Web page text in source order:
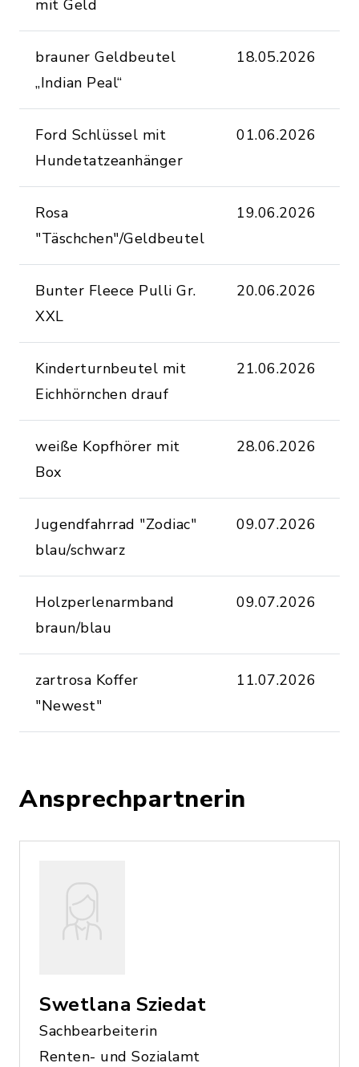
mit Geld
brauner Geldbeutel
„Indian Peal“
18.05.2026
Ford Schlüssel mit
Hundetatzeanhänger
01.06.2026
Rosa
"Täschchen"/Geldbeutel
19.06.2026
Bunter Fleece Pulli Gr.
XXL
20.06.2026
Kinderturnbeutel mit
Eichhörnchen drauf
21.06.2026
weiße Kopfhörer mit
Box
28.06.2026
Jugendfahrrad "Zodiac"
blau/schwarz
09.07.2026
Holzperlenarmband
braun/blau
09.07.2026
zartrosa Koffer
"Newest"
11.07.2026
Ansprechpartnerin
Swetlana Sziedat
Sachbearbeiterin
Renten- und Sozialamt